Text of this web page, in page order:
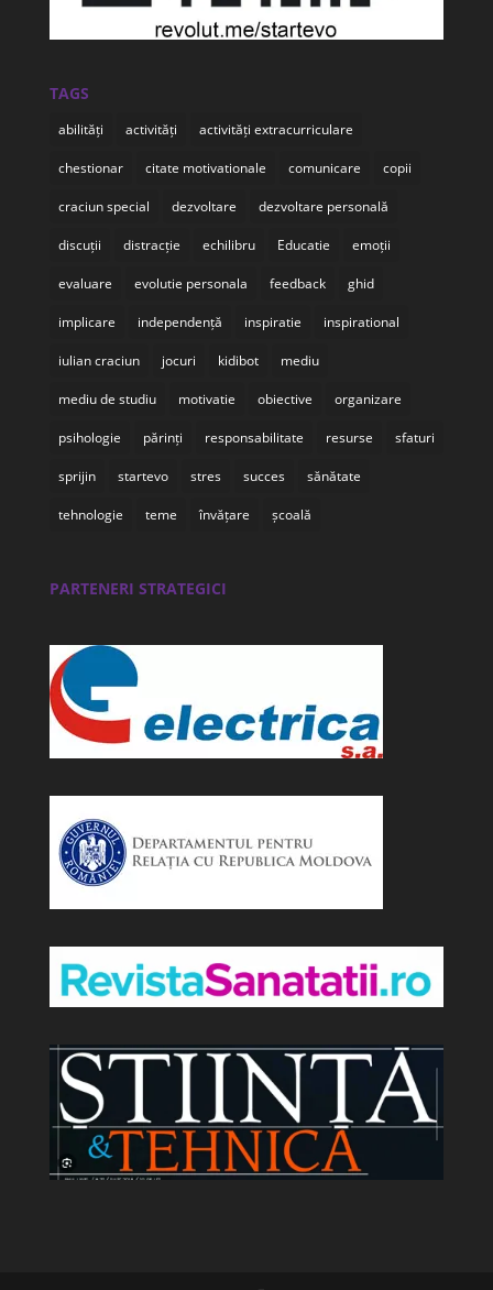
TAGS
abilități activități activități extracurriculare
chestionar citate motivationale comunicare copii
craciun special dezvoltare dezvoltare personală
discuții distracție echilibru Educatie emoții
evaluare evolutie personala feedback ghid
implicare independență inspiratie inspirational
iulian craciun jocuri kidibot mediu
mediu de studiu motivatie obiective organizare
psihologie părinți responsabilitate resurse sfaturi
sprijin startevo stres succes sănătate
tehnologie teme învățare școală
PARTENERI STRATEGICI